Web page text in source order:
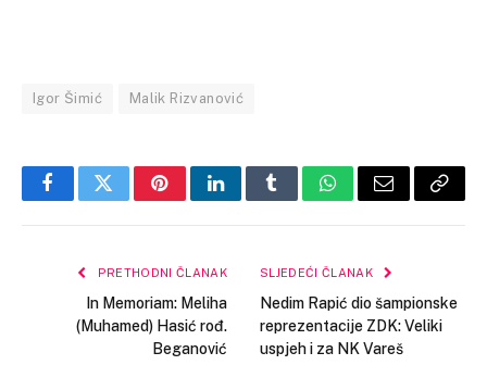
Igor Šimić Malik Rizvanović
FacebookTwitterPinterestLinkedInTumblrWhatsApp
Email Copy
PRETHODNI ČLANAK
In Memoriam: Meliha
(Muhamed) Hasić rođ.
Beganović
SLJEDEĆI ČLANAK
Nedim Rapić dio šampionske
reprezentacije ZDK: Veliki
uspjeh i za NK Vareš